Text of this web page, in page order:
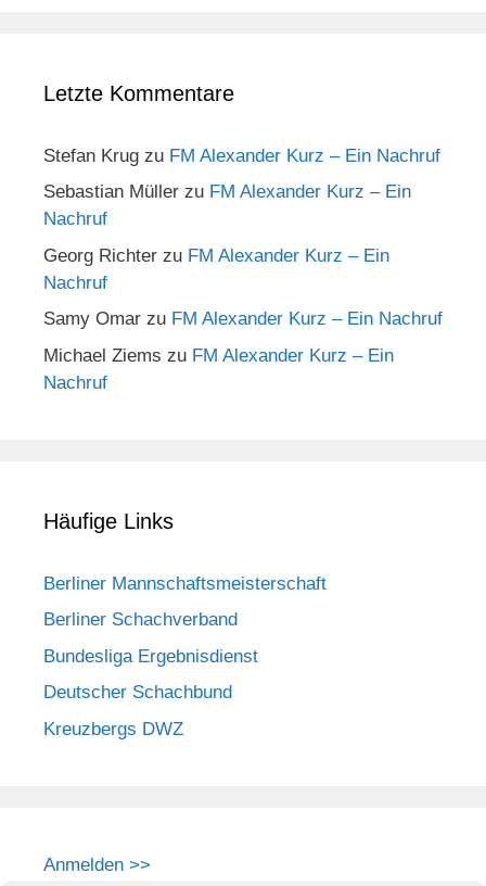
Letzte Kommentare
Stefan Krug zu FM Alexander Kurz – Ein Nachruf
Sebastian Müller zu FM Alexander Kurz – Ein
Nachruf
Georg Richter zu FM Alexander Kurz – Ein
Nachruf
Samy Omar zu FM Alexander Kurz – Ein Nachruf
Michael Ziems zu FM Alexander Kurz – Ein
Nachruf
Häufige Links
Berliner Mannschaftsmeisterschaft
Berliner Schachverband
Bundesliga Ergebnisdienst
Deutscher Schachbund
Kreuzbergs DWZ
Anmelden >>